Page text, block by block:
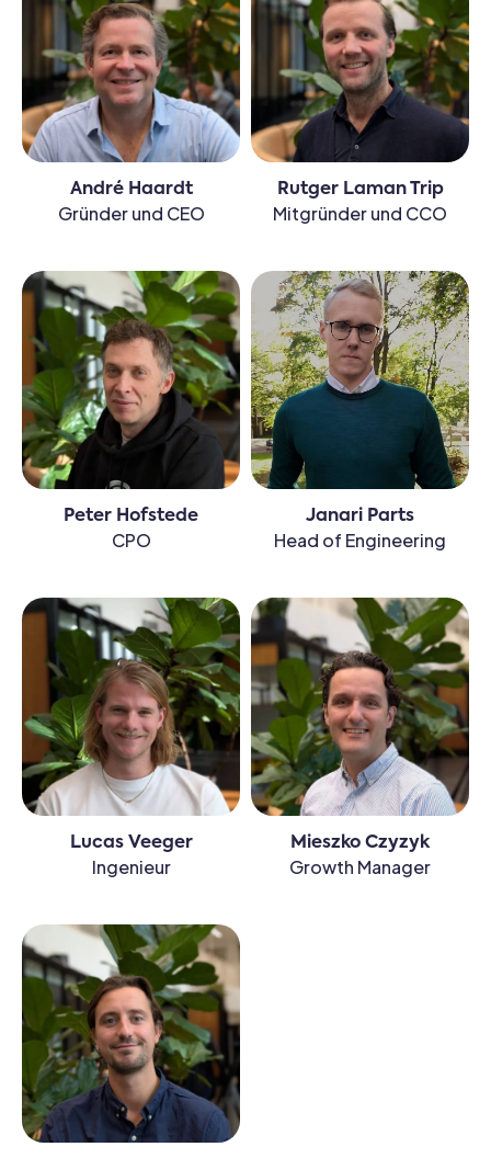
André Haardt
Gründer und CEO
Rutger Laman Trip
Mitgründer und CCO
Peter Hofstede
CPO
Janari Parts
Head of Engineering
Lucas Veeger
Ingenieur
Mieszko Czyzyk
Growth Manager